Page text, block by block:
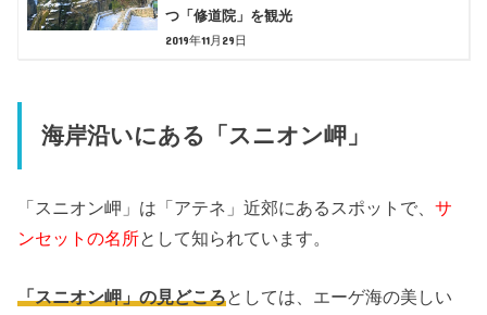
つ「修道院」を観光
2019年11月29日
海岸沿いにある「スニオン岬」
「スニオン岬」は「アテネ」近郊にあるスポットで、サ
ンセットの名所として知られています。
「スニオン岬」の見どころとしては、エーゲ海の美しい